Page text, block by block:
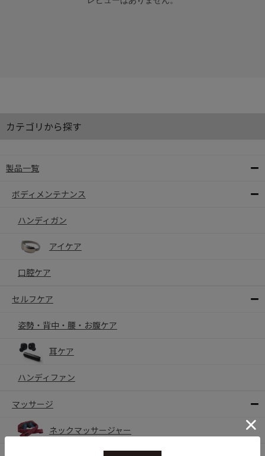
カテゴリから探す
製品一覧
ボディメンテナンス
ハンディガン
アイケア
口腔ケア
セルフケア
姿勢・背中・腰・お腹ケア
耳ケア
ハンディファン
マッサージ
ネックマッサージャー